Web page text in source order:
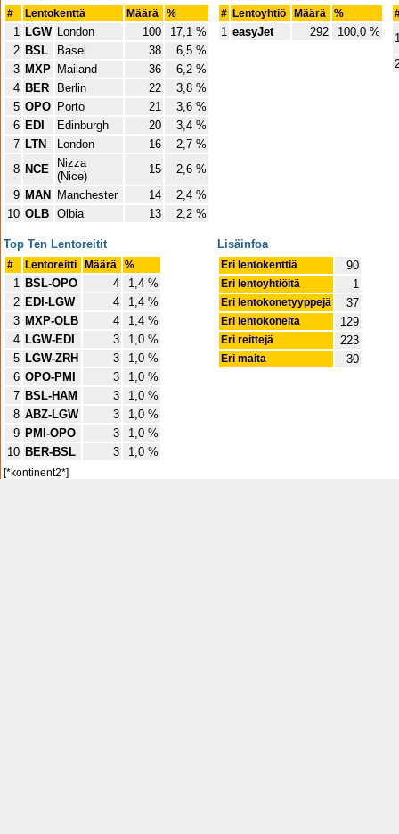
# Lentokenttä Määrä %
1 LGW London 100
17,1 %
2 BSL Basel 38
6,5 %
3 MXP Mailand 36
6,2 %
4 BER Berlin 22
3,8 %
5 OPO Porto 21
3,6 %
6 EDI Edinburgh 20
3,4 %
7 LTN London 16
2,7 %
8 NCE
Nizza
(Nice)
15
2,6 %
9 MAN Manchester 14
2,4 %
10 OLB Olbia 13 2,2 %
# Lentoyhtiö Määrä %
1 easyJet 292 100,0 %
Top Ten Lentoreitit
# Lentoreitti Määrä %
1 BSL-OPO 4
1,4 %
2 EDI-LGW 4
1,4 %
3 MXP-OLB 4
1,4 %
4 LGW-EDI 3
1,0 %
5 LGW-ZRH 3
1,0 %
6 OPO-PMI 3
1,0 %
7 BSL-HAM 3
1,0 %
8 ABZ-LGW 3
1,0 %
9 PMI-OPO 3
1,0 %
10 BER-BSL 3 1,0 %
Lisäinfoa
Eri lentokenttiä 90
Eri lentoyhtiöitä 1
Eri lentokonetyyppejä 37
Eri lentokoneita 129
Eri reittejä 223
Eri maita 30
[*kontinent2*]